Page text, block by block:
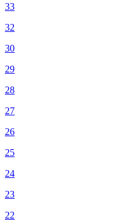
33
32
30
29
28
27
26
25
24
23
22